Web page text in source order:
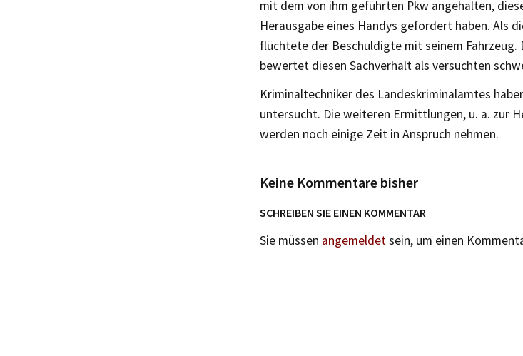
mit dem von ihm geführten Pkw angehalten,
Herausgabe eines Handys gefordert haben. Als
flüchtete der Beschuldigte mit seinem Fahrzeug.
bewertet diesen Sachverhalt als versuchten
Kriminaltechniker des Landeskriminalamtes
untersucht. Die weiteren Ermittlungen, u. a. zur
werden noch einige Zeit in Anspruch nehmen.
Keine Kommentare bisher
SCHREIBEN SIE EINEN KOMMENTAR
Sie müssen angemeldetsein, um einen